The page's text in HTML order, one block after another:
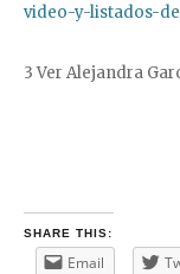
video-y-listados-
3 Ver Alejandra
SHARE THIS:
Email